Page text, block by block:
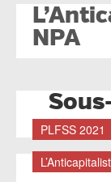
NPA
PLFSS 2021